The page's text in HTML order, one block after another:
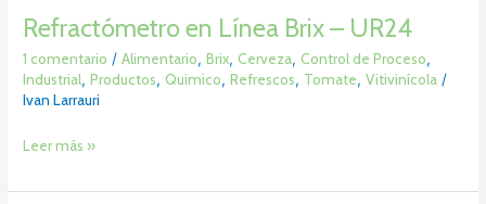
Refractómetro en Línea Brix – UR24
1 comentario /Alimentario,Brix, Cerveza, Control de Proceso,
Industrial,Productos, Quimico,Refrescos, Tomate,Vitivinícola /
Ivan Larrauri
Leer más »